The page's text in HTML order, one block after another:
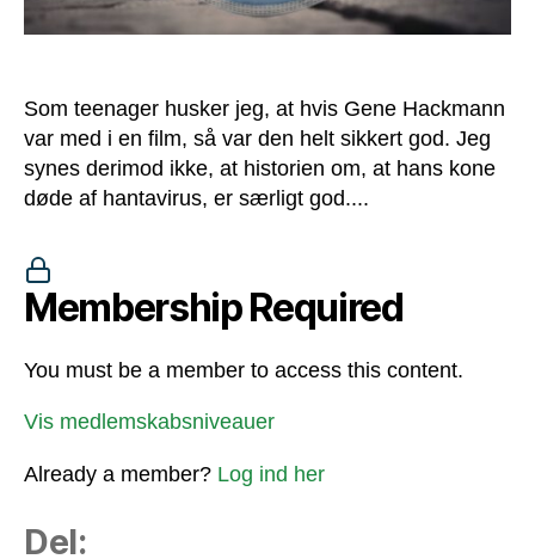
Som teenager husker jeg, at hvis Gene Hackmann
var med i en film, så var den helt sikkert god. Jeg
synes derimod ikke, at historien om, at hans kone
døde af hantavirus, er særligt god....
Membership Required
You must be a member to access this content.
Vis medlemskabsniveauer
Already a member? Log ind her
Del: